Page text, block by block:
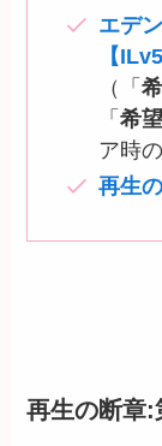
エデ
【
（「
「 希
ア時
再生
再生の断章: